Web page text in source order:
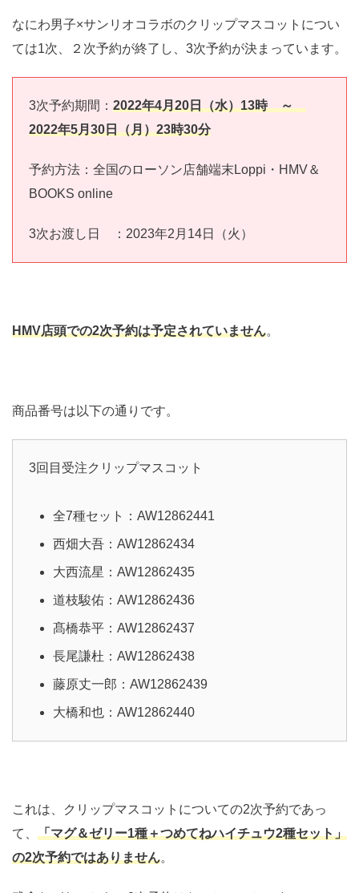
なにわ男子×サンリオコラボのクリップマスコットについ
ては1次 、２次予約が終了し、3次予約が決まっています。
3次予約期間： 2022年4月20日（水）13時 ～
2022年5月30日（月）23時30分
予約方法：全国のローソン店舗端末Loppi・HMV＆
BOOKS online
3次お渡し日 ：2023年2月14日（火）
HMV店頭での2次予約は予定されていません。
商品番号は以下の通りです。
3回目受注クリップマスコット
全7種セット：AW12862441
西畑大吾：AW12862434
大西流星：AW12862435
道枝駿佑：AW12862436
髙橋恭平：AW12862437
長尾謙杜：AW12862438
藤原丈一郎：AW12862439
大橋和也：AW12862440
これは、クリップマスコットについての2次予約であっ
て、 「マグ＆ゼリー1種＋つめてねハイチュウ2種セット」
の2次予約ではありません。